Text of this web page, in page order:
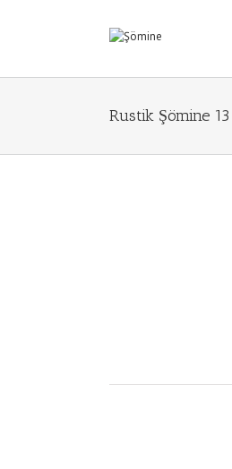
Rustik Şömine 13